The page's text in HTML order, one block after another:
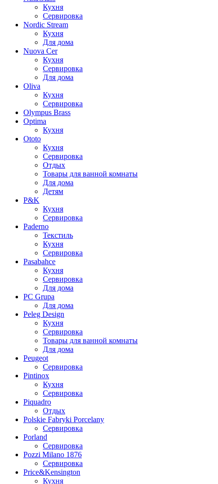
Кухня
Сервировка
Nordic Stream
Кухня
Для дома
Nuova Cer
Кухня
Сервировка
Для дома
Oliva
Кухня
Сервировка
Olympus Brass
Optima
Кухня
Ototo
Кухня
Сервировка
Отдых
Товары для ванной комнаты
Для дома
Детям
P&K
Кухня
Сервировка
Paderno
Текстиль
Кухня
Сервировка
Pasabahce
Кухня
Сервировка
Для дома
PC Grupa
Для дома
Peleg Design
Кухня
Сервировка
Товары для ванной комнаты
Для дома
Peugeot
Сервировка
Pintinox
Кухня
Сервировка
Piquadro
Отдых
Polskie Fabryki Porcelany
Сервировка
Porland
Сервировка
Pozzi Milano 1876
Сервировка
Price&Kensington
Кухня